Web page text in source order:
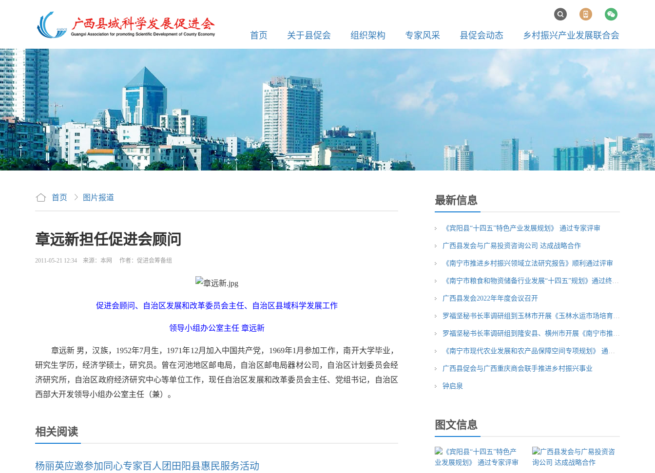
首页 关于县促会 组织架构 专家风采 县促会动态 乡村振兴产业发展联合会
首页 图片报道
章远新担任促进会顾问
2011-05-21 12:34 来源：本网 作者：促进会筹备组
促进会顾问、自治区发展和改革委员会主任、自治区县域科学发展工作
领导小组办公室主任 章远新
章远新 男，汉族，1952年7月生，1971年12月加入中国共产党，1969年1月参加工作，南开大学毕业，
研究生学历，经济学硕士，研究员。曾在河池地区邮电局，自治区邮电局器材公司，自治区计划委员会经
济研究所，自治区政府经济研究中心等单位工作，现任自治区发展和改革委员会主任、党组书记，自治区
西部大开发领导小组办公室主任（兼）。
相关阅读
杨丽英应邀参加同心专家百人团田阳县惠民服务活动
最新信息
《宾阳县“十四五”特色产业发展规划》 通过专家评审
广西县发会与广易投资咨询公司 达成战略合作
《南宁市推进乡村振兴领域立法研究报告》顺利通过评审
《南宁市粮食和物资储备行业发展“十四五”规划》通过终期评审
广西县发会2022年年度会议召开
罗福坚秘书长率调研组到玉林市开展《玉林水运市场培育发展课题研
罗福坚秘书长率调研组到隆安县、横州市开展《南宁市推进乡村振兴
《南宁市现代农业发展和农产品保障空间专项规划》 通过中期评审
广西县促会与广西重庆商会联手推进乡村振兴事业
钟启泉
图文信息